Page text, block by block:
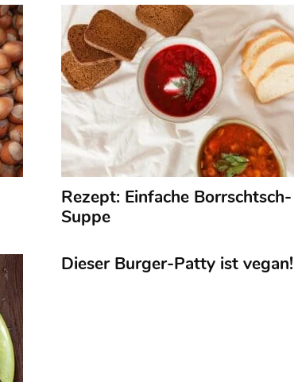
Rezept: Einfache Borrschtsch-
Suppe
Dieser Burger-Patty ist vegan!